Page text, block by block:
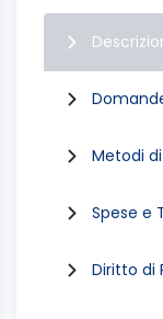
Metodi
Spese e
Diritto di